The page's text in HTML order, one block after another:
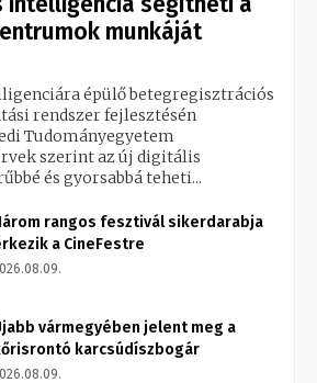
munkáját
épülő betegregisztrációs
rendszer fejlesztésén
Tudományegyetem
szerint az új digitális
és gyorsabbá teheti...
rangos fesztivál sikerdarabja
a CineFestre
vármegyében jelent meg a
karcsúdíszbogár